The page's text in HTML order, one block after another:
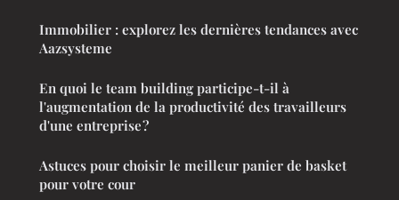
Immobilier : explorez les dernières tendances avec
Aazsysteme
En quoi le team building participe-t-il à
l'augmentation de la productivité des travailleurs
d'une entreprise ?
Astuces pour choisir le meilleur panier de basket
pour votre cour